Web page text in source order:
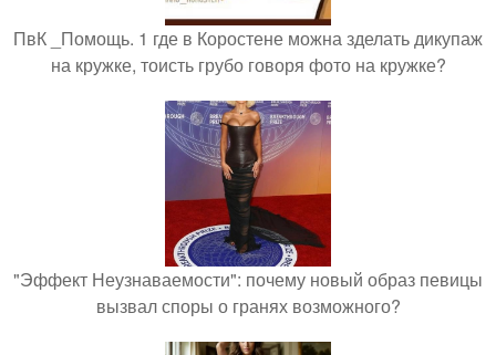
ПвК _Помощь. 1 где в Коростене можна зделать дикупаж
на кружке, тоисть грубо говоря фото на кружке?
"Эффект Неузнаваемости": почему новый образ певицы
вызвал споры о гранях возможного?